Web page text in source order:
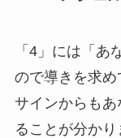
「4」には「あ
ので導きを求
サインからも
ることが分かり